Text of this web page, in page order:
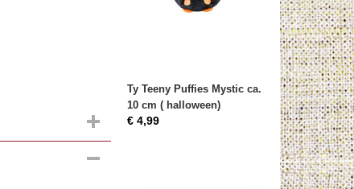
Ty Teeny Puffies Mystic ca.
10 cm ( halloween)
€ 4,99